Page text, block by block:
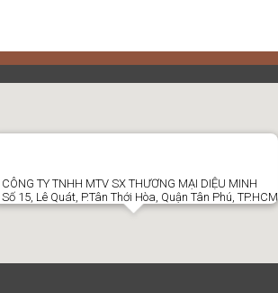
CÔNG TY TNHH MTV SX THƯƠNG MẠI DIỆU MINH
Số 15, Lê Quát, P.Tân Thới Hòa, Quận Tân Phú, TP.HCM